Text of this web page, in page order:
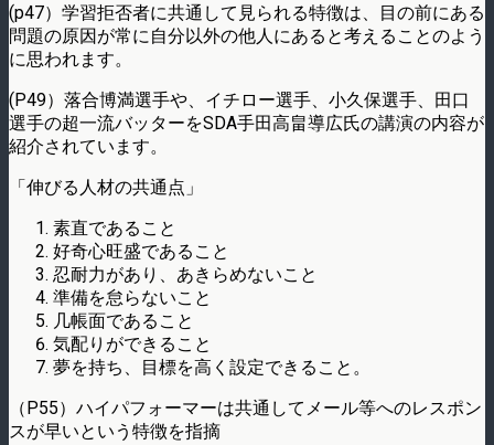
(p47）学習拒否者に共通して見られる特徴は、目の前にある
問題の原因が常に自分以外の他人にあると考えることのよう
に思われます。
(P49）落合博満選手や、イチロー選手、小久保選手、田口
選手の超一流バッターをSDA手田高畠導広氏の講演の内容が
紹介されています。
「伸びる人材の共通点」
素直であること
好奇心旺盛であること
忍耐力があり、あきらめないこと
準備を怠らないこと
几帳面であること
気配りができること
夢を持ち、目標を高く設定できること。
（P55）ハイパフォーマーは共通してメール等へのレスポン
スが早いという特徴を指摘